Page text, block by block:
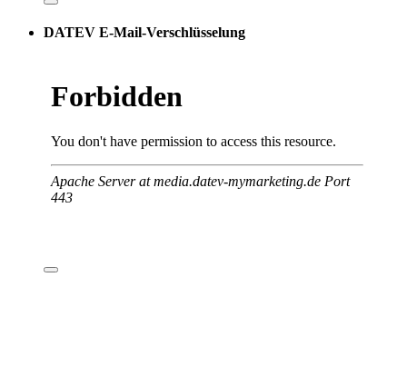
DATEV E-Mail-Verschlüsselung